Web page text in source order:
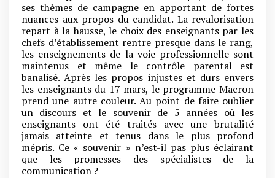
ses thèmes de campagne en apportant de fortes
nuances aux propos du candidat. La revalorisation
repart à la hausse, le choix des enseignants par les
chefs d’établissement rentre presque dans le rang,
les enseignements de la voie professionnelle sont
maintenus et même le contrôle parental est
banalisé. Après les propos injustes et durs envers
les enseignants du 17 mars, le programme Macron
prend une autre couleur. Au point de faire oublier
un discours et le souvenir de 5 années où les
enseignants ont été traités avec une brutalité
jamais atteinte et tenus dans le plus profond
mépris. Ce « souvenir » n’est-il pas plus éclairant
que les promesses des spécialistes de la
communication ?